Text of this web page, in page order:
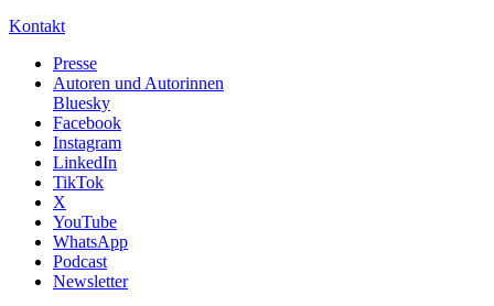
Kontakt
Presse
Autoren und Autorinnen
Bluesky
Facebook
Instagram
LinkedIn
TikTok
X
YouTube
WhatsApp
Podcast
Newsletter